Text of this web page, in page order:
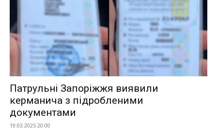
Патрульні Запоріжжя виявили
керманича з підробленими
документами
19.03.2025 20:00